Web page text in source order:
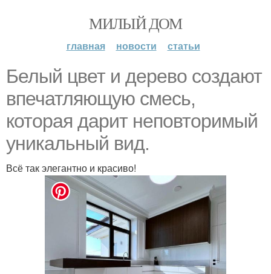
МИЛЫЙ ДОМ
главная новости статьи
Белый цвет и дерево создают
впечатляющую смесь,
которая дарит неповторимый
уникальный вид.
Всё так элегантно и красиво!